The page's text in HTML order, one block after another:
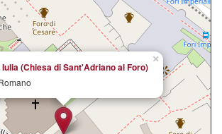
×
(Chiesa di Sant'Adriano al Foro)